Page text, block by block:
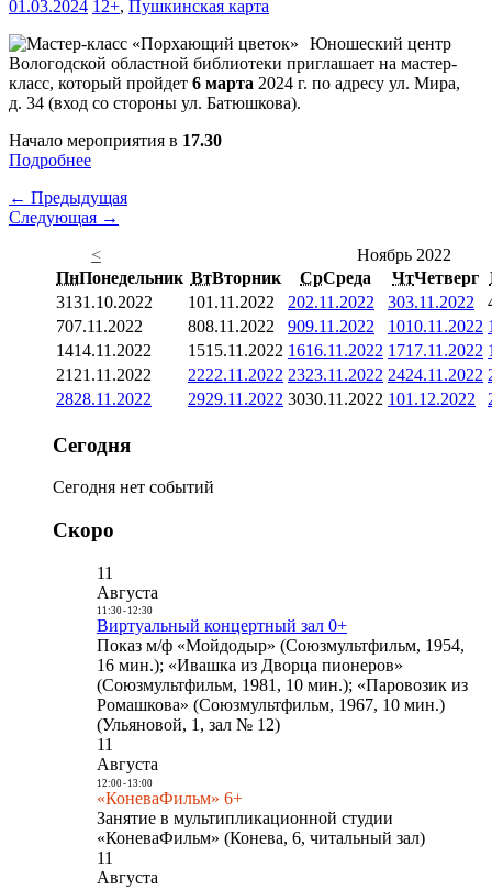
01.03.2024 12+, Пушкинская карта
Юношеский центр
Вологодской областной библиотеки приглашает на мастер-
класс, который пройдет 6 марта 2024 г. по адресу ул. Мира,
д. 34 (вход со стороны ул. Батюшкова).
Начало мероприятия в 17.30
Подробнее
← Предыдущая
Следующая →
<
Ноябрь 2022
ПнПонедельник ВтВторник СрСреда ЧтЧетверг
3131.10.2022 101.11.2022 202.11.2022 303.11.2022
707.11.2022 808.11.2022 909.11.2022 1010.11.2022
1414.11.2022 1515.11.2022 1616.11.2022 1717.11.2022
21 21.11.2022 2222.11.2022 2323.11.2022 2424.11.2022
2828.11.2022 2929.11.2022 3030.11.2022 101.12.2022
Сегодня
Сегодня нет событий
Скоро
11
Августа
11:30- 12:30
Виртуальный концертный зал 0+
Показ м/ф «Мойдодыр» (Союзмультфильм, 1954,
16 мин.); «Ивашка из Дворца пионеров»
(Союзмультфильм, 1981, 10 мин.); «Паровозик из
Ромашкова» (Союзмультфильм, 1967, 10 мин.)
(Ульяновой, 1, зал № 12)
11
Августа
12:00- 13:00
«КоневаФильм» 6+
Занятие в мультипликационной студии
«КоневаФильм» (Конева, 6, читальный зал)
11
Августа